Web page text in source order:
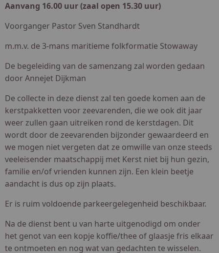
Aanvang 16.00 uur (zaal open 15.30 uur)
Voorganger Pastor Sven Standhardt
m.m.v. de 3-mans maritieme folkformatie Stowaway
De begeleiding van de samenzang zal worden gedaan
door Annejet Dijkman
De collecte in deze dienst zal ten goede komen aan de
kerstpakketten voor zeevarenden, die we ook dit jaar
weer zullen gaan uitreiken rond de kerstdagen. Dit
wordt door de zeevarenden bijzonder gewaardeerd en
we mogen niet vergeten dat ze omwille van onze steeds
veeleisender maatschappij met Kerst niet bij hun gezin,
familie en/of vrienden kunnen zijn. Een klein beetje
aandacht is dus op zijn plaats.
Er is ruim voldoende parkeergelegenheid beschikbaar.
Na de dienst bent u van harte uitgenodigd om onder
het genot van een kopje koffie/thee of glaasje fris elkaar
te ontmoeten en nog wat van gedachten te wisselen.